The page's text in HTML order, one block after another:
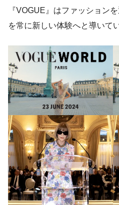
『VOGUE』はファッション
を常に新しい体験へと導いて